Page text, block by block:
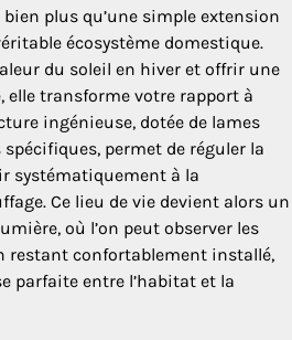
plus qu’une simple extension
écosystème domestique.
du soleil en hiver et offrir une
elle transforme votre rapport à
ingénieuse, dotée de lames
permet de réguler la
systématiquement à la
Ce lieu de vie devient alors un
où l’on peut observer les
restant confortablement installé,
parfaite entre l’habitat et la